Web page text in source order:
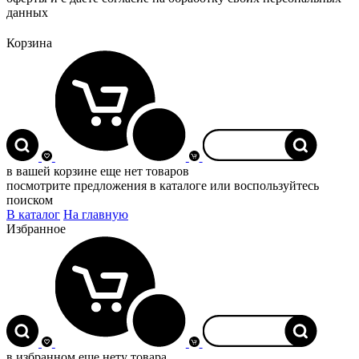
данных
Корзина
в вашей корзине еще нет товаров
посмотрите предложения в каталоге или воспользуйтесь
поиском
В каталог На главную
Избранное